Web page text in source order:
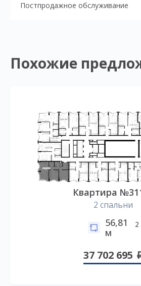
Постпродажное обслуживание
Похожие
Квартира
2 спальни
56,81
м
2
37 702 695